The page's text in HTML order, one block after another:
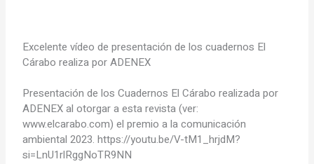
Excelente vídeo de presentación de los cuadernos El
Cárabo realiza por ADENEX
Presentación de los Cuadernos El Cárabo realizada por
ADENEX al otorgar a esta revista (ver:
www.elcarabo.com) el premio a la comunicación
ambiental 2023. https://youtu.be/V-tM1_hrjdM?
si=LnU1rlRggNoTR9NN